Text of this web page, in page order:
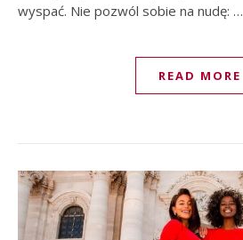
wyspać. Nie pozwól sobie na nudę: …
READ MORE